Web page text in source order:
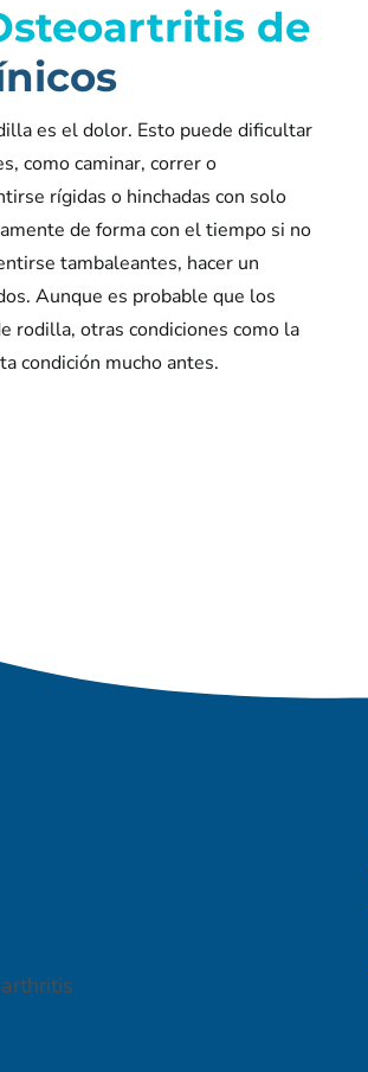
de
es el dolor. Esto puede dificultar
como caminar, correr o
rígidas o hinchadas con solo
de forma con el tiempo si no
tambaleantes, hacer un
Aunque es probable que los
rodilla, otras condiciones como la
condición mucho antes.